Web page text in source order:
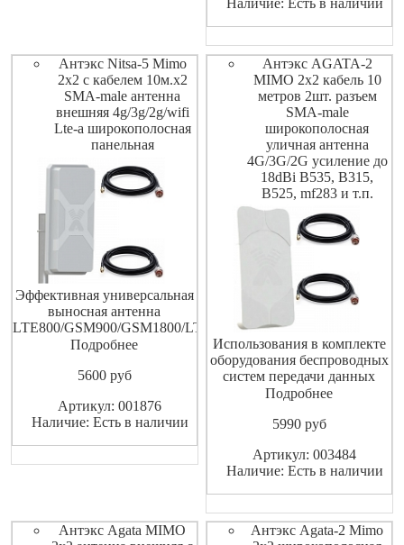
Скорость передачи данных
Наличие: Есть в наличии
Антэкс Nitsa-5 Mimo
2x2 с кабелем 10м.х2
SMA-male антенна
внешняя 4g/3g/2g/wifi
Lte-a широкополосная
панельная
Эффективная универсальная
выносная антенна
LTE800/GSM900/GSM1800/LTE1800/
UMTS900/UMTS2100/WIFI/LTE2600/LTE-
МГц. КУ=9.14.5dBi.Разъёмы
применению на расстояниях
до 10 км от БС. Два кабеля
Подробнее
5600pуб
Артикул: 001876
Наличие: Есть в наличии
Антэкс AGATA-2
MIMO 2x2 кабель 10
метров 2шт. разъем
SMA-male
широкополосная
уличная антенна
4G/3G/2G усиление до
18dBi B535, B315,
B525, mf283 и т.п.
Использования в комплекте
оборудования беспроводных
систем передачи данных
стандартов: 2G(EDGE, GPRS
(UMTS 2100) 4G
WI-FI (IEEE 802.11b, g, n) и в
других системах диапазона
Подробнее
5990pуб
Артикул: 003484
Наличие: Есть в наличии
Антэкс Agata MIMO
Антэкс Agata-2 Mimo